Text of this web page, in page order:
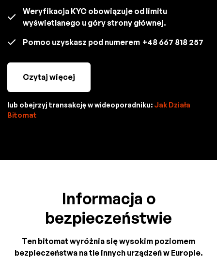
Weryfikacja KYC obowiązuje od limitu
wyświetlanego u góry strony głównej.
Pomoc uzyskasz pod numerem +48 667 818 257
Czytaj więcej
lub obejrzyj transakcję w wideoporadniku: Jak Działa
Bitomat
Informacja o
bezpieczeństwie
Ten bitomat wyróżnia się wysokim poziomem
bezpieczeństwa na tle innych urządzeń w Europie.